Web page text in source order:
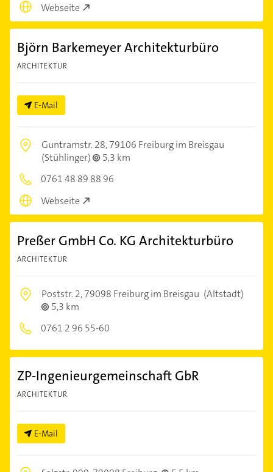
Webseite
Björn Barkemeyer Architekturbüro
ARCHITEKTUR
E-Mail
Guntramstr. 28,79106 Freiburg im Breisgau
(Stühlinger)
5,3 km
0761 48 89 88 96
Webseite
Preßer GmbH Co. KG Architekturbüro
ARCHITEKTUR
Poststr. 2,79098 Freiburg im Breisgau (Altstadt)
5,3 km
0761 2 96 55-60
ZP-Ingenieurgemeinschaft GbR
ARCHITEKTUR
E-Mail